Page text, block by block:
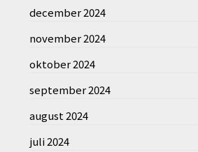
december 2024
november 2024
oktober 2024
september 2024
august 2024
juli 2024